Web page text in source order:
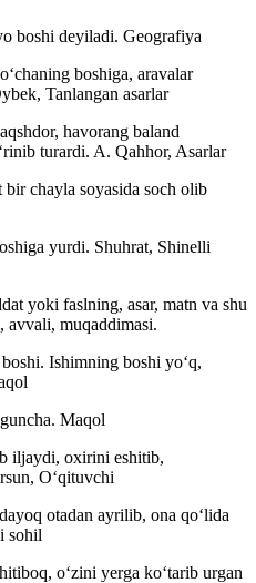
boshi deyiladi. Geografiya
boshiga, aravalar
Tanlangan asarlar
havorang baland
turardi. A. Qahhor, Asarlar
chayla soyasida soch olib
yurdi. Shuhrat, Shinelli
yoki faslning, asar, matn va shu
avvali, muqaddimasi.
Ishimning boshi yoʻq,
Maqol
iljaydi, oxirini eshitib,
Oʻqituvchi
otadan ayrilib, ona qoʻlida
sohil
oʻzini yerga koʻtarib urgan